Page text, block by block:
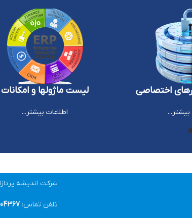
اختصاصی
بیشتر...
لیست ماژولها و امکانات
اطلاعات بیشتر...
شرکت اندیشه
تلفن تماس:021